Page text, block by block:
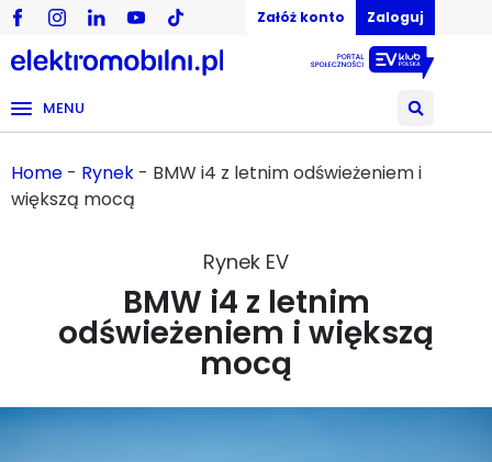
Załóż konto Zaloguj
MENU
Home - Rynek - BMW i4 z letnim odświeżeniem i
większą mocą
Rynek EV
BMW i4 z letnim
odświeżeniem i większą
mocą